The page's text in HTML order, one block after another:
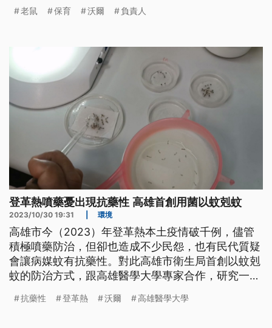
老鼠 保育 沃爾 負責人
登革熱噴藥憂出現抗藥性 高雄首創用菌以蚊剋蚊
2023/10/30 19:31 環境
高雄市今（2023）年登革熱本土疫情破千例，儘管
積極噴藥防治，但卻也造成不少民怨，也有民代質疑
會讓病媒蚊有抗藥性。對此高雄市衛生局首創以蚊剋
蚊的防治方式，跟高雄醫學大學專家合作，研究一種
克次菌體，讓病媒蚊感染後，藉此抑制登革熱病毒，
抗藥性 登革熱 沃爾 高雄醫學大學